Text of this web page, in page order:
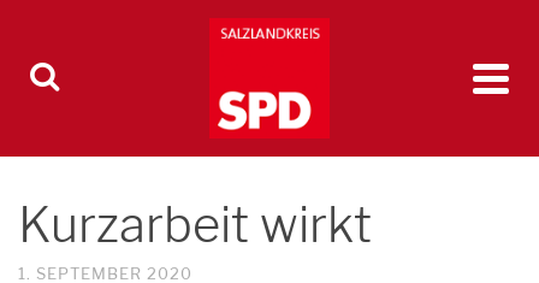
Kurzarbeit wirkt
1. SEPTEMBER 2020